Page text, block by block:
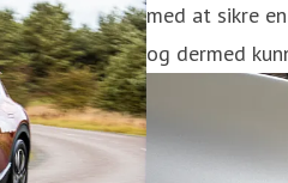
med at sikre
og dermed